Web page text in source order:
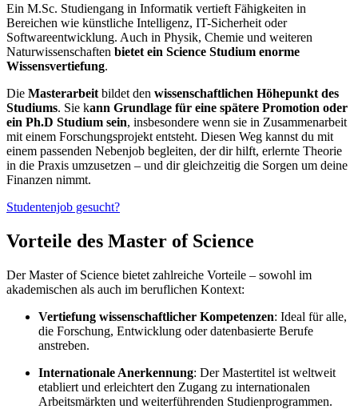
Ein M.Sc. Studiengang in Informatik vertieft Fähigkeiten in
Bereichen wie künstliche Intelligenz, IT-Sicherheit oder
Softwareentwicklung. Auch in Physik, Chemie und weiteren
Naturwissenschaften bietet ein Science Studium enorme
Wissensvertiefung.
Die Masterarbeit bildet den wissenschaftlichen Höhepunkt des
Studiums. Sie kann Grundlage für eine spätere Promotion oder
ein Ph.D Studium sein, insbesondere wenn sie in Zusammenarbeit
mit einem Forschungsprojekt entsteht. Diesen Weg kannst du mit
einem passenden Nebenjob begleiten, der dir hilft, erlernte Theorie
in die Praxis umzusetzen – und dir gleichzeitig die Sorgen um deine
Finanzen nimmt.
Studentenjob gesucht?
Vorteile des Master of Science
Der Master of Science bietet zahlreiche Vorteile – sowohl im
akademischen als auch im beruflichen Kontext:
Vertiefung wissenschaftlicher Kompetenzen: Ideal für alle,
die Forschung, Entwicklung oder datenbasierte Berufe
anstreben.
Internationale Anerkennung: Der Mastertitel ist weltweit
etabliert und erleichtert den Zugang zu internationalen
Arbeitsmärkten und weiterführenden Studienprogrammen.